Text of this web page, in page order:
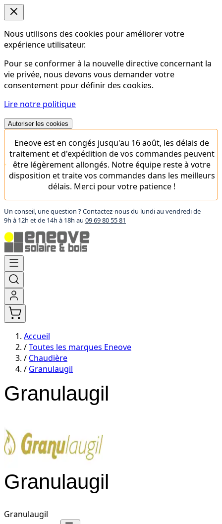
Nous utilisons des cookies pour améliorer votre
expérience utilisateur.
Pour se conformer à la nouvelle directive concernant la
vie privée, nous devons vous demander votre
consentement pour définir des cookies.
Lire notre politique
Autoriser les cookies
Eneove est en congés jusqu'au 16 août, les délais de
traitement et d'expédition de vos commandes peuvent
être légèrement allongés. Notre équipe reste à votre
disposition et traite vos commandes dans les meilleurs
délais. Merci pour votre patience !
Un conseil, une question ? Contactez-nous du lundi au vendredi de
9h à 12h et de 14h à 18h au 09 69 80 55 81
Aller
contenu
Accueil
/Toutes les marques Eneove
/ Chaudière
/ Granulaugil
Granulaugil
Granulaugil
Granulaugil